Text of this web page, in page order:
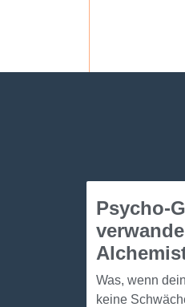
Psycho-
Was, wenn
keine